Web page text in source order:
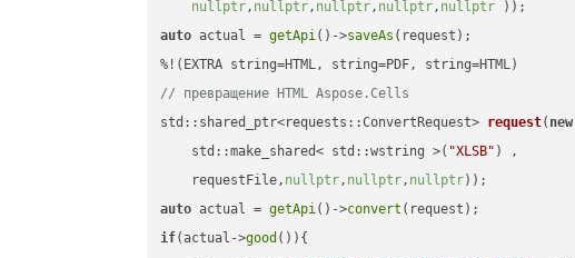
nullptr, nullptr, nullptr, nullptr, nullptr ))
auto actual = getApi()->saveAs (request);
// превращение HTML Aspose.Cells
std::shared_ptr<requests::ConvertRequest> request( new
    std::make_shared< std::wstring >(
"XLSB" ) ,
    requestFile,
nullptr, nullptr, nullptr))
auto actual = getApi()->convert
if(actual->good ()){